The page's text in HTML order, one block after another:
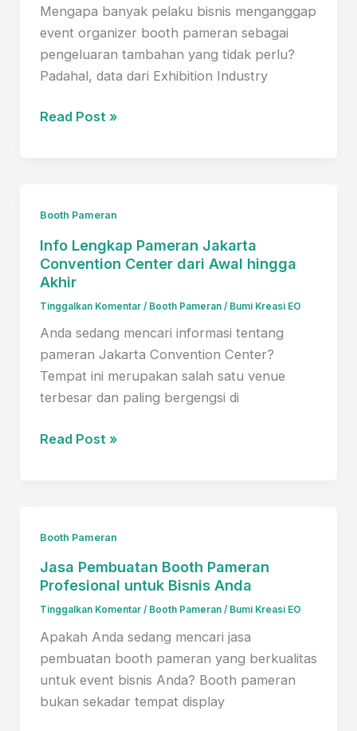
Pengunjung
Mengapa banyak pelaku bisnis menganggap
event organizer booth pameran sebagai
pengeluaran tambahan yang tidak perlu?
Padahal, data dari Exhibition Industry
Event
Terbaik
yang
Sering
Diremehkan
Padahal
Penting
untuk
Kesuksesan
Acara
Read Post »
Booth Pameran
Info Lengkap Pameran Jakarta
Convention Center dari Awal hingga
Akhir
Tinggalkan Komentar / Booth Pameran/ Bumi Kreasi EO
Anda sedang mencari informasi tentang
pameran Jakarta Convention Center?
Tempat ini merupakan salah satu venue
terbesar dan paling bergengsi di
Info
Center
dari
Awal
hingga
Akhir
Read Post »
Booth Pameran
Jasa Pembuatan Booth Pameran
Profesional untuk Bisnis Anda
Tinggalkan Komentar / Booth Pameran/ Bumi Kreasi EO
Apakah Anda sedang mencari jasa
pembuatan booth pameran yang berkualitas
untuk event bisnis Anda? Booth pameran
bukan sekadar tempat display